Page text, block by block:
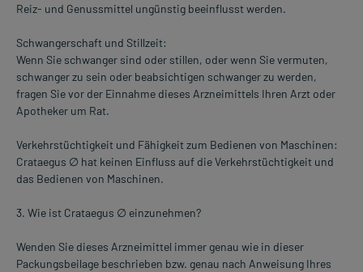
Reiz- und Genussmittel ungünstig beeinflusst werden.
Schwangerschaft und Stillzeit:
Wenn Sie schwanger sind oder stillen, oder wenn Sie vermuten,
schwanger zu sein oder beabsichtigen schwanger zu werden,
fragen Sie vor der Einnahme dieses Arzneimittels Ihren Arzt oder
Apotheker um Rat.
Verkehrstüchtigkeit und Fähigkeit zum Bedienen von Maschinen:
Crataegus ∅ hat keinen Einfluss auf die Verkehrstüchtigkeit und
das Bedienen von Maschinen.
3. Wie ist Crataegus ∅ einzunehmen?
Wenden Sie dieses Arzneimittel immer genau wie in dieser
Packungsbeilage beschrieben bzw. genau nach Anweisung Ihres